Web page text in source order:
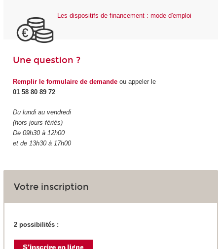
Les dispositifs de financement : mode d'emploi
Une question ?
Remplir le formulaire de demandeou appeler le
01 58 80 89 72
Du lundi au vendredi
(hors jours fériés)
De 09h30 à 12h00
et de 13h30 à 17h00
Votre inscription
2 possibilités :